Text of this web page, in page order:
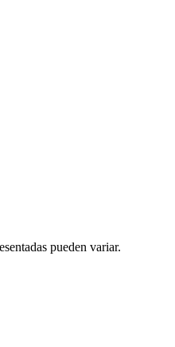
pueden variar.